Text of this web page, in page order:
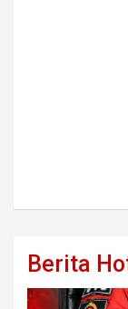
Berita